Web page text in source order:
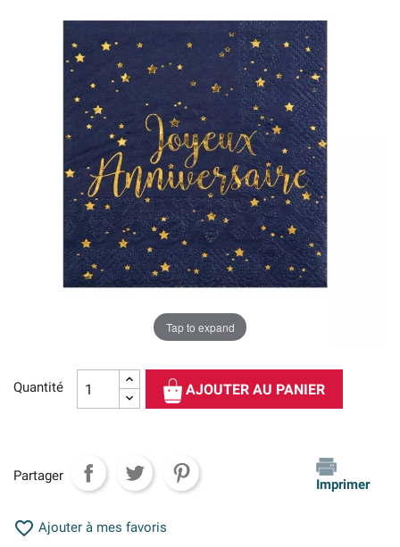
Tap to expand
Quantité AJOUTER AU PANIER
Partager
Imprimer
 Ajouter à mes favoris